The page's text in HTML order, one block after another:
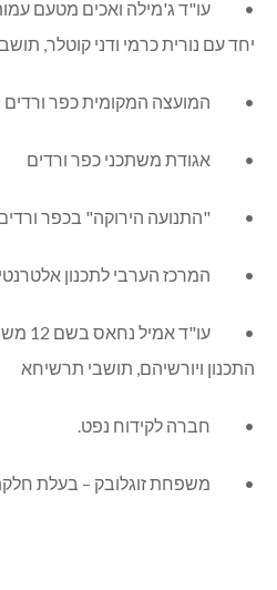
• עו"ד ג'מילה ואכים מטעם
יחד עם נורית כרמי ודני קוטלר,
• המועצה המקומית כפר ורדים
• אגודת משתכני כפר ורדים
• "התנועה הירוקה" בכפר
• המרכז הערבי לתכנון
•
התכנון ויורשיהם, תושבי תרשיחא
• חברה לקידוח נפט.
• משפחת זוגלובק – בעלת